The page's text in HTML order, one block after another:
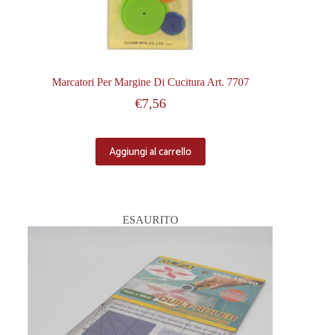
Marcatori Per Margine Di Cucitura Art. 7707
€7,56
Aggiungi al carrello
ESAURITO